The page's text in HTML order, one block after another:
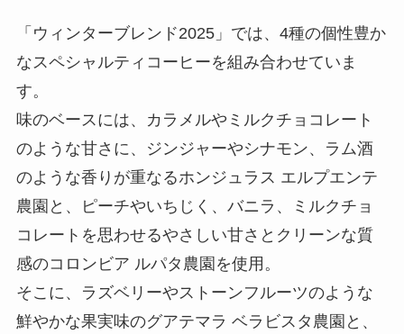
「ウィンターブレンド2025」では、4種の個性豊か
なスペシャルティコーヒーを組み合わせていま
す。
味のベースには、カラメルやミルクチョコレート
のような甘さに、ジンジャーやシナモン、ラム酒
のような香りが重なるホンジュラス エルプエンテ
農園と、ピーチやいちじく、バニラ、ミルクチョ
コレートを思わせるやさしい甘さとクリーンな質
感のコロンビア ルパタ農園を使用。
そこに、ラズベリーやストーンフルーツのような
鮮やかな果実味のグアテマラ ベラビスタ農園と、